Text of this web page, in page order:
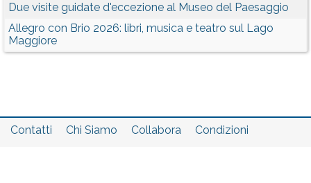
Due visite guidate d'eccezione al Museo del Paesaggio
Allegro con Brio 2026: libri, musica e teatro sul Lago
Maggiore
Contatti Chi Siamo Collabora
Condizioni